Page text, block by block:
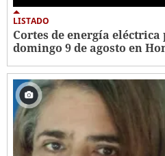
LISTADO
Cortes de energía
domingo 9 de agosto en